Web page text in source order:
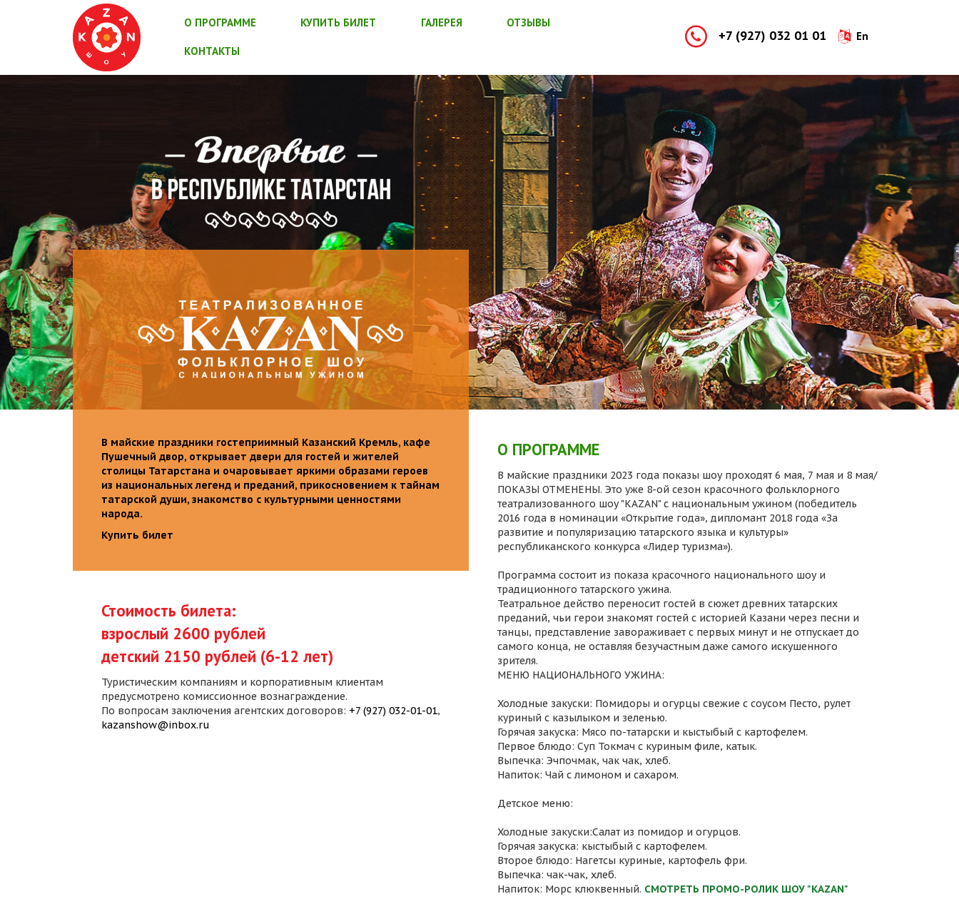
О ПРОГРАММЕ КУПИТЬ БИЛЕТ ГАЛЕРЕЯ ОТЗЫВЫ
КОНТАКТЫ
+7 (927) 032 01 01 En
В майские праздники гостеприимный Казанский Кремль, кафе
Пушечный двор, открывает двери для гостей и жителей
столицы Татарстана и очаровывает яркими образами героев
из национальных легенд и преданий, прикосновением к тайнам
татарской души, знакомство с культурными ценностями
народа.
Купить билет
Стоимость билета:
взрослый 2600 рублей
детский 2150 рублей (6-12 лет)
Туристическим компаниям и корпоративным клиентам
предусмотрено комиссионное вознаграждение.
По вопросам заключения агентских договоров: +7 (927) 032-01-01,
kazanshow@inbox.ru
О ПРОГРАММЕ
В майские праздники 2023 года показы шоу проходят 6 мая, 7 мая и 8 мая/
ПОКАЗЫ ОТМЕНЕНЫ. Это уже 8-ой сезон красочного фольклорного
театрализованного шоу "KAZAN" с национальным ужином (победитель
2016 года в номинации «Открытие года», дипломант 2018 года «За
развитие и популяризацию татарского языка и культуры»
республиканского конкурса «Лидер туризма»).
Программа состоит из показа красочного национального шоу и
традиционного татарского ужина.
Театральное действо переносит гостей в сюжет древних татарских
преданий, чьи герои знакомят гостей с историей Казани через песни и
танцы, представление завораживает с первых минут и не отпускает до
самого конца, не оставляя безучастным даже самого искушенного
зрителя.
МЕНЮ НАЦИОНАЛЬНОГО УЖИНА:
Холодные закуски: Помидоры и огурцы свежие с соусом Песто, рулет
куриный с казылыком и зеленью.
Горячая закуска: Мясо по-татарски и кыстыбый с картофелем.
Первое блюдо: Суп Токмач с куриным филе, катык.
Выпечка: Эчпочмак, чак чак, хлеб.
Напиток: Чай с лимоном и сахаром.
Детское меню:
Холодные закуски:Салат из помидор и огурцов.
Горячая закуска: кыстыбый с картофелем.
Второе блюдо: Нагетсы куриные, картофель фри.
Выпечка: чак-чак, хлеб.
Напиток: Морс клюквенный. СМОТРЕТЬ ПРОМО-РОЛИК ШОУ "KAZAN"